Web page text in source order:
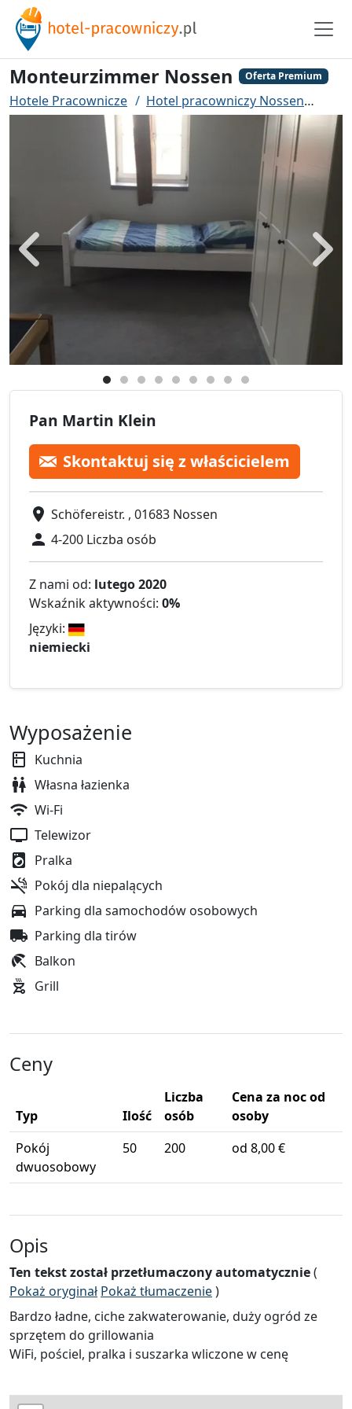
Monteurzimmer Nossen Oferta Premium
Hotele Pracownicze Hotel pracowniczy Nossen
Powrót Dalej
Pan Martin Klein
Skontaktuj się z właścicielem
Schöfereistr. , 01683 Nossen
4-200 Liczba osób
Z nami od: lutego 2020
Wskaźnik aktywności: 0%
Języki:
niemiecki
Wyposażenie
Kuchnia
Własna łazienka
Wi-Fi
Telewizor
Pralka
Pokój dla niepalących
Parking dla samochodów osobowych
Parking dla tirów
Balkon
Grill
Ceny
Typ Ilość
Liczba
osób
Cena za noc od
osoby
Pokój
dwuosobowy
50 200 od 8,00 €
Opis
Ten tekst został przetłumaczony automatycznie(
Pokaż oryginał Pokaż tłumaczenie)
Bardzo ładne, ciche zakwaterowanie, duży ogród ze
sprzętem do grillowania
WiFi, pościel, pralka i suszarka wliczone w cenę